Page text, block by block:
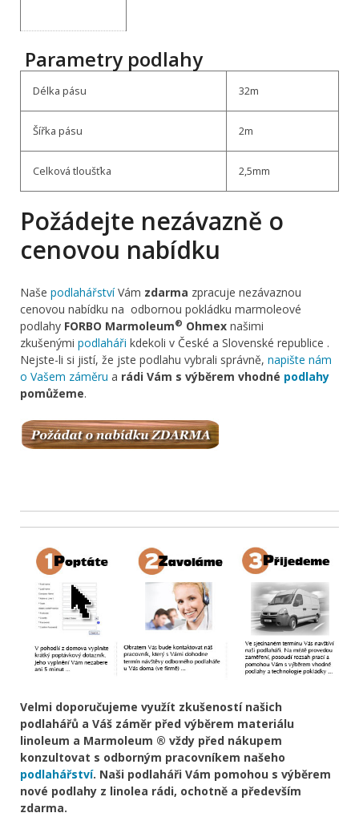
Parametry podlahy
Délka pásu 32m
Šířka pásu 2m
Celková tloušťka 2,5mm
Požádejte nezávazně o
cenovou nabídku
Naše podlahářstvíVám zdarma zpracuje nezávaznou
cenovou nabídku na odbornou pokládku marmoleové
podlahy FORBO Marmoleum® Ohmex našimi
zkušenými podlaháři kdekoli v České a Slovenské republice .
Nejste-li si jistí, že jste podlahu vybrali správně, napište nám
o Vašem záměru a rádi Vám s výběrem vhodné podlahy
pomůžeme.
Velmi doporučujeme využít zkušeností našich
podlahářů a Váš záměr před výběrem materiálu
linoleum a Marmoleum ® vždy před nákupem
konzultovat s odborným pracovníkem našeho
podlahářství. Naši podlaháři Vám pomohou s výběrem
nové podlahy z linolea rádi, ochotně a především
zdarma.